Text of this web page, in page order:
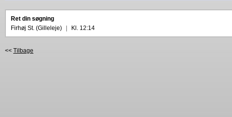
Ret din søgning
Firhøj St. (Gilleleje)
Kl. 12:14
<< Tilbage